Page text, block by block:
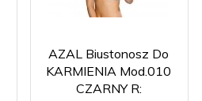
AZAL Biustonosz Do
KARMIENIA Mod.010
CZARNY R: